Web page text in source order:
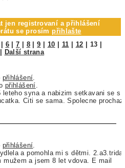
jen registrovaní a přihlášení
se prosímpřihlašte
6|7 8|9 10 11 12 13
Další strana
přihlášení
přihlášení
leteho syna a nabizim setkavani se s
Citi se sama. Spolecne
přihlášení
a pomohla mi s dětmi.
a jsem 8 let vdova. E mail